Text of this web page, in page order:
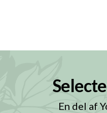
En del af